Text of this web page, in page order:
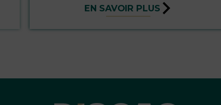
EN SAVOIR PLUS